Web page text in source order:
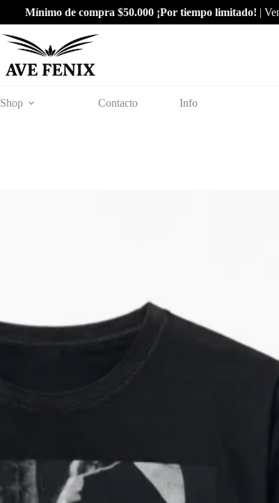
Mínimo de compra $50.000 ¡Por tiempo limitado!| Venta
Shop Contacto Info